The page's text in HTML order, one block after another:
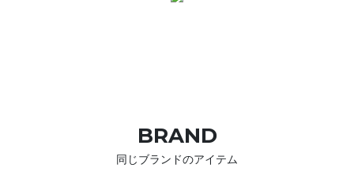
BRAND
同じブランドのアイテム